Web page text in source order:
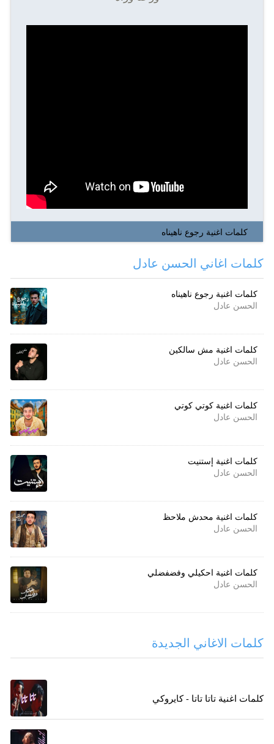
كلمات اغنية رجوع ناهيناه
كلمات اغاني الحسن عادل
كلمات اغنية رجوع ناهيناه
الحسن عادل
كلمات اغنية مش سالكين
الحسن عادل
كلمات اغنية كوتي كوتي
الحسن عادل
كلمات اغنية إستنيت
الحسن عادل
كلمات اغنية محدش ملاحظ
الحسن عادل
كلمات اغنية احكيلي وفضفضلي
الحسن عادل
كلمات الاغاني الجديدة
كلمات اغنية تاتا تاتا - كايروكي